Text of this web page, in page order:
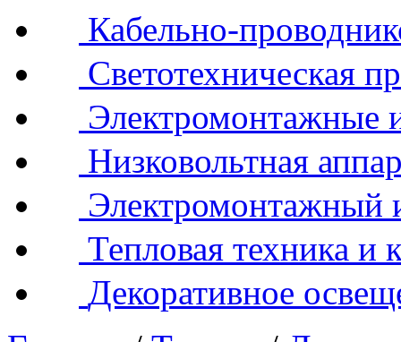
Кабельно-
Светотехническая
Электромонтажные
Низковольтная
Электромонтажный
Тепловая техника и
Декоративное